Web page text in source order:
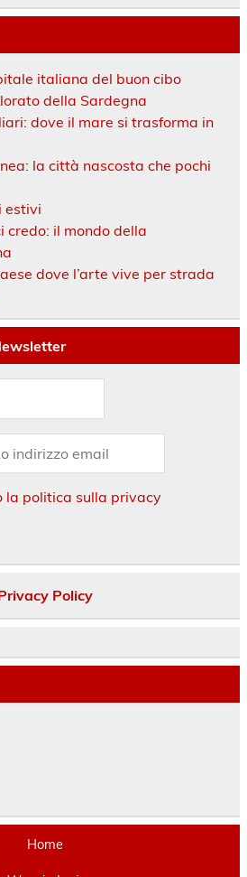
italiana del buon cibo
della Sardegna
dove il mare si trasforma in
la città nascosta che pochi
estivi
credo: il mondo della
dove l’arte vive per strada
la politica sulla privacy
Policy
Home